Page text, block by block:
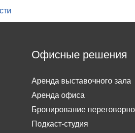
Офисные решения
Аренда выставочного зала
Аренда офиса
Бронирование
Подкаст-студия